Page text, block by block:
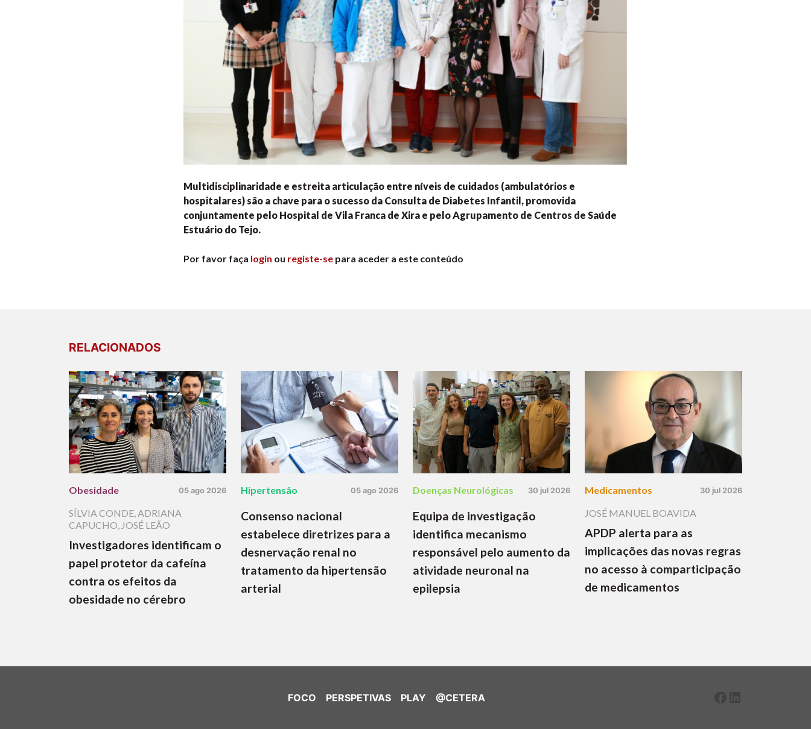
Multidisciplinaridade e estreita articulação entre níveis de cuidados (ambulatórios e
hospitalares) são a chave para o sucesso da Consulta de Diabetes Infantil, promovida
conjuntamente pelo Hospital de Vila Franca de Xira e pelo Agrupamento de Centros de Saúde
Estuário do Tejo.
Por favor faça login ou registe-se para aceder a este conteúdo
RELACIONADOS
Obesidade 05 ago 2026
SÍLVIA CONDE,ADRIANA
CAPUCHO, JOSÉ LEÃO
Investigadores identificam o
papel protetor da cafeína
contra os efeitos da
obesidade no cérebro
Hipertensão 05 ago 2026
Consenso nacional
estabelece diretrizes para a
desnervação renal no
tratamento da hipertensão
arterial
Doenças Neurológicas 30 jul 2026
Equipa de investigação
identifica mecanismo
responsável pelo aumento da
atividade neuronal na
epilepsia
Medicamentos 30 jul 2026
JOSÉ MANUEL BOAVIDA
APDP alerta para as
implicações das novas regras
no acesso à comparticipação
de medicamentos
FOCO PERSPETIVAS PLAY @CETERA